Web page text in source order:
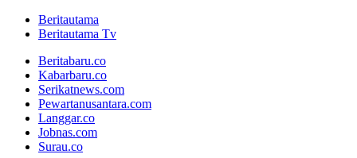
Beritautama
Beritautama Tv
Beritabaru.co
Kabarbaru.co
Serikatnews.com
Pewartanusantara.com
Langgar.co
Jobnas.com
Surau.co